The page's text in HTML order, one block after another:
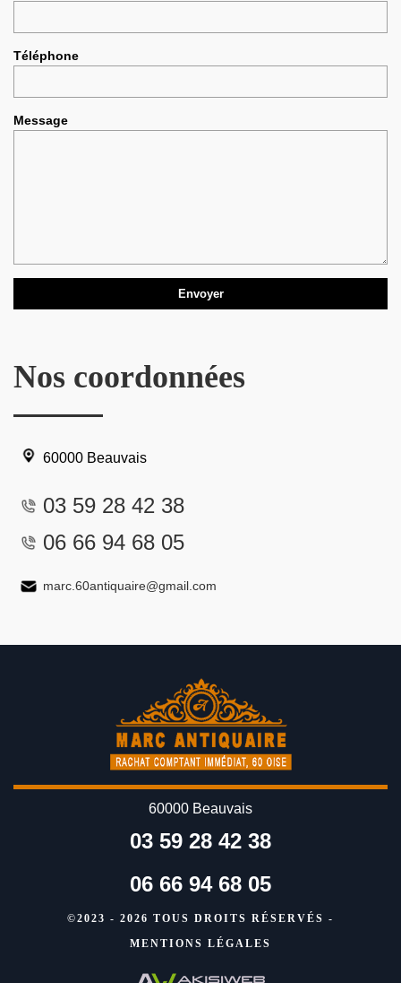
Téléphone
Message
Nos coordonnées
60000 Beauvais
03 59 28 42 38
06 66 94 68 05
marc.60antiquaire@gmail.com
60000 Beauvais
03 59 28 42 38
06 66 94 68 05
©2023 - 2026 TOUS DROITS RÉSERVÉS -
MENTIONS LÉGALES